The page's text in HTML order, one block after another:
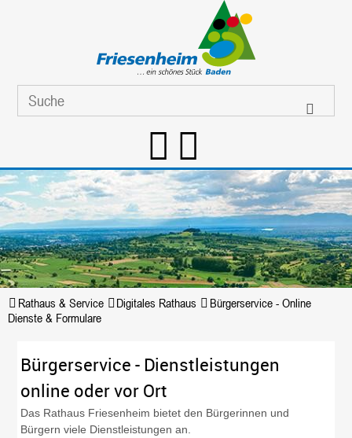
Rathaus & Service Digitales Rathaus
Bürgerservice - Online
Dienste & Formulare
Bürgerservice - Dienstleistungen
online oder vor Ort
Das Rathaus Friesenheim bietet den Bürgerinnen und
Bürgern viele Dienstleistungen an.